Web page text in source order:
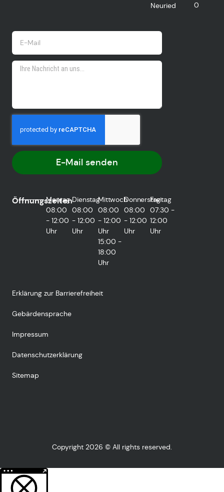
Neuried
0
E-Mail senden
Öffnungszeiten
Montag
08:00
- 12:00
Uhr
Dienstag
08:00
- 12:00
Uhr
Mittwoch
08:00
- 12:00
Uhr
15:00 -
18:00
Uhr
Donnerstag
08:00
- 12:00
Uhr
Freitag
07:30 -
12:00
Uhr
Erklärung zur Barrierefreiheit
Gebärdensprache
Impressum
Datenschutzerklärung
Sitemap
Copyright 2026 © All rights reserved.
Weitere Informationen über den gesperrten Inhalt.